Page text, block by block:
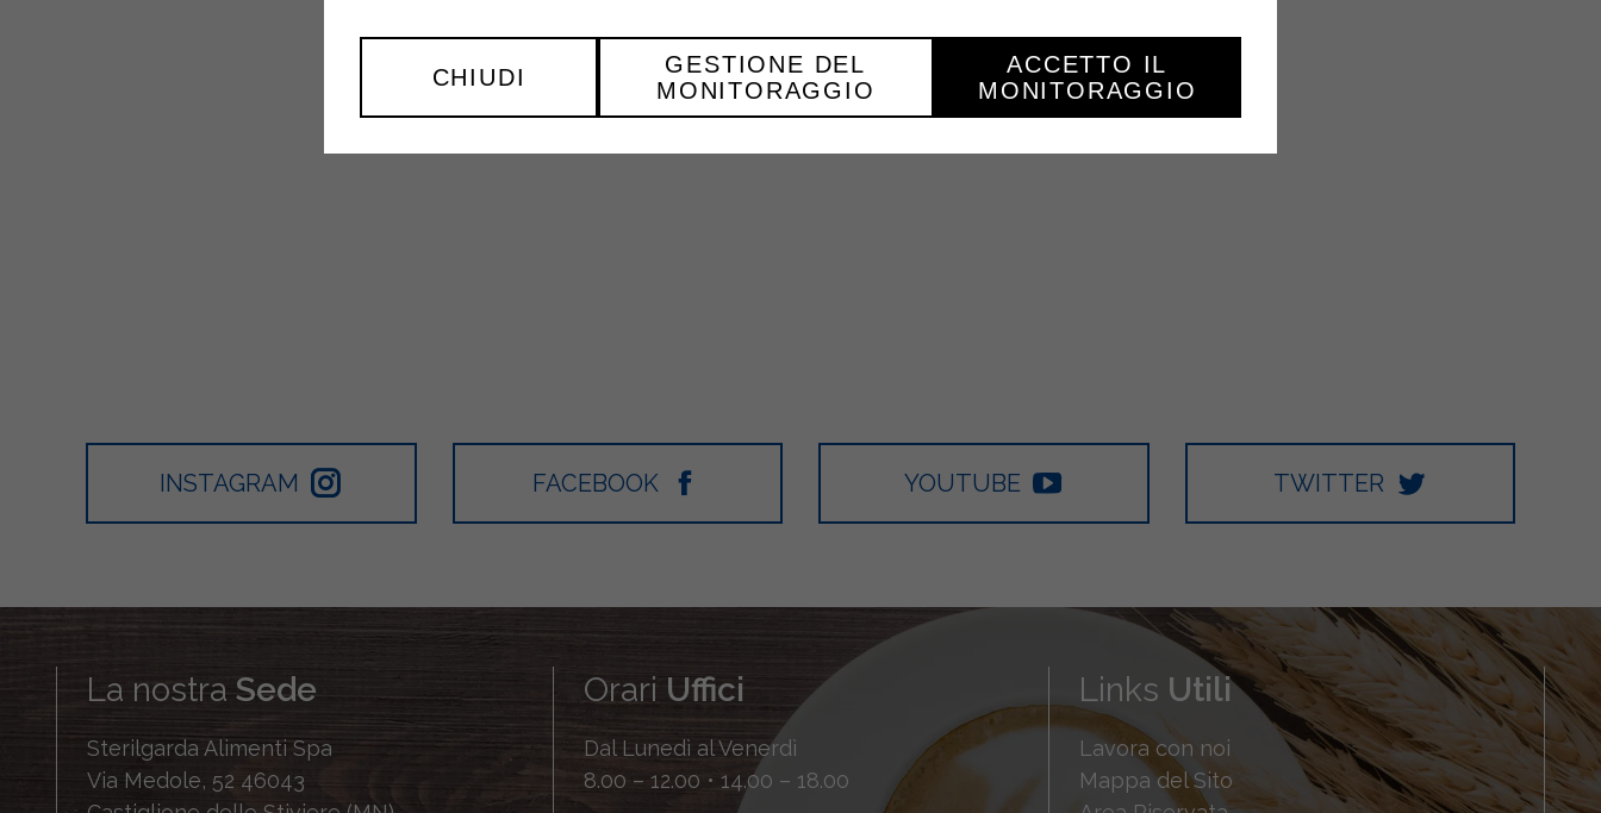
INSTAGRAM FACEBOOK YOUTUBE TWITTER
La nostra Sede
Sterilgarda Alimenti Spa
Via Medole, 52 46043
Orari Uffici
Dal Lunedì al Venerdì
8.00 – 12.00 • 14.00 – 18.00
Links Utili
Lavora con noi
Mappa del Sito
CHIUDI
GESTIONE DEL
MONITORAGGIO
ACCETTO IL
MONITORAGGIO